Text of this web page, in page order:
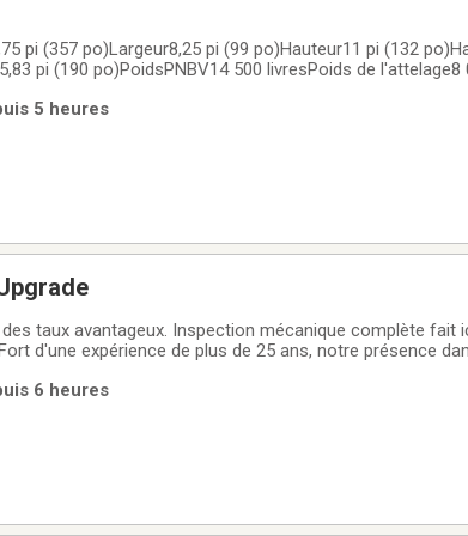
pi (357 po)Largeur8,25 pi (99 po)Hauteur11 pi (132
pi (190 po)PoidsPNBV14 500 livresPoids de l'attelage8
totale du
5 heures
taux avantageux. Inspection mécanique complète fait
d'une expérience de plus de 25 ans, notre présence
6 heures